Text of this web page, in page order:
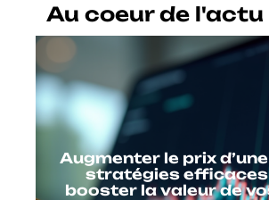
Au coeur de l'actu
Augmenter le prix
stratégies
booster la valeur de